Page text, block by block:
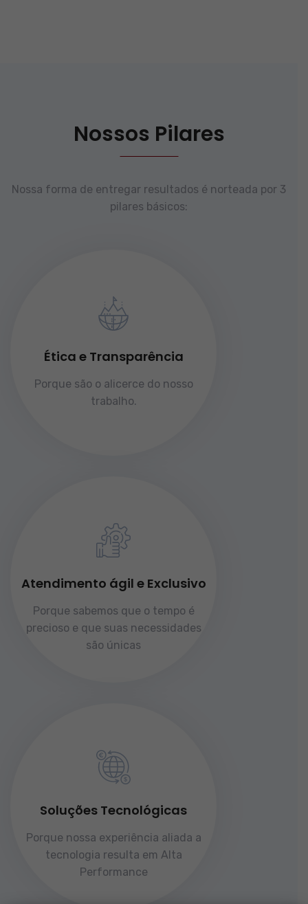
Nossos Pilares
Nossa forma de entregar resultados é norteada por 3
pilares básicos:
Ética e Transparência
Porque são o alicerce do nosso
trabalho.
Atendimento ágil e Exclusivo
Porque sabemos que o tempo é
precioso e que suas necessidades
são únicas
Soluções Tecnológicas
Porque nossa experiência aliada a
tecnologia resulta em Alta
Performance